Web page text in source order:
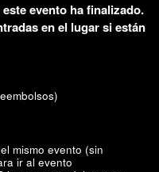
evento ha finalizado.
en el lugar si están
mismo evento (sin
ir al evento